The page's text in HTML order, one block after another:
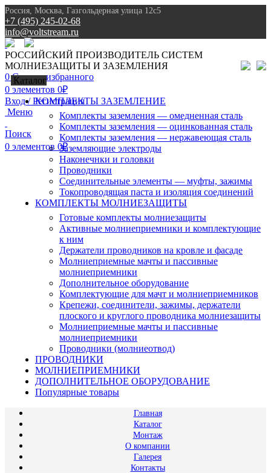
Россия, Москва, Газгольдерная улица 12с5
+7 (495) 245-02-68
info@voltstream.ru
8 (495) 245-02-68
РОССИЙСКИЙ ПРОИЗВОДИТЕЛЬ СИСТЕМ
МОЛНИЕЗАЩИТЫ И ЗАЗЕМЛЕНИЯ
0Список избранного
0 элементов 0₽
Вход / Регистрация
Меню
Поиск
0 элементов 0₽
Каталог
КОМПЛЕКТЫ ЗАЗЕМЛЕНИЕ
Комплекты заземления — омедненная сталь
Комплекты заземления — оцинкованная сталь
Комплекты заземления — нержавеющая сталь
Заземляющие электроды
Наконечнки и головки
Проводники
Соединительные элементы — муфты, зажимы
Токопроводящая паста и изоляция соединений
КОМПЛЕКТЫ МОЛНИЕЗАЩИТЫ
Готовые комплекты молниезащиты
Активные молниеприемники и комплектующие
к ним
Держатели проводников на кровле и фасаде
Молниеприемные мачты и пассивные
молниеприемники
Дополнительное оборудование
Комплектующие для мачт и молниеприемников
Крепежи, соединители, зажимы, держатели
плоского и круглого проводника молниезащиты
Молниеприемные мачты и пассивные
молниеприемники
Проводники (молниеотвод)
ПРОВОДНИКИ
МОЛНИЕПРИЕМНИКИ
ДОПОЛНИТЕЛЬНОЕ ОБОРУДОВАНИЕ
Популярные товары
Главная
Каталог
Монтаж
О компании
Галерея
Контакты